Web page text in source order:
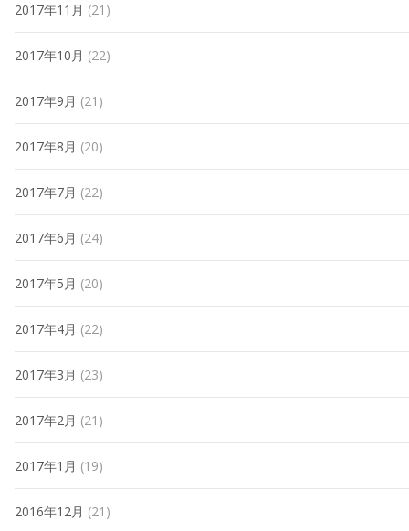
2017年11月 (21)
2017年10月 (22)
2017年9月 (21)
2017年8月 (20)
2017年7月 (22)
2017年6月 (24)
2017年5月 (20)
2017年4月 (22)
2017年3月 (23)
2017年2月 (21)
2017年1月 (19)
2016年12月 (21)